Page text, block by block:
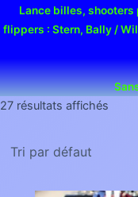
Lance billes,
flippers : Stern, Bally /
27 résultats affichés